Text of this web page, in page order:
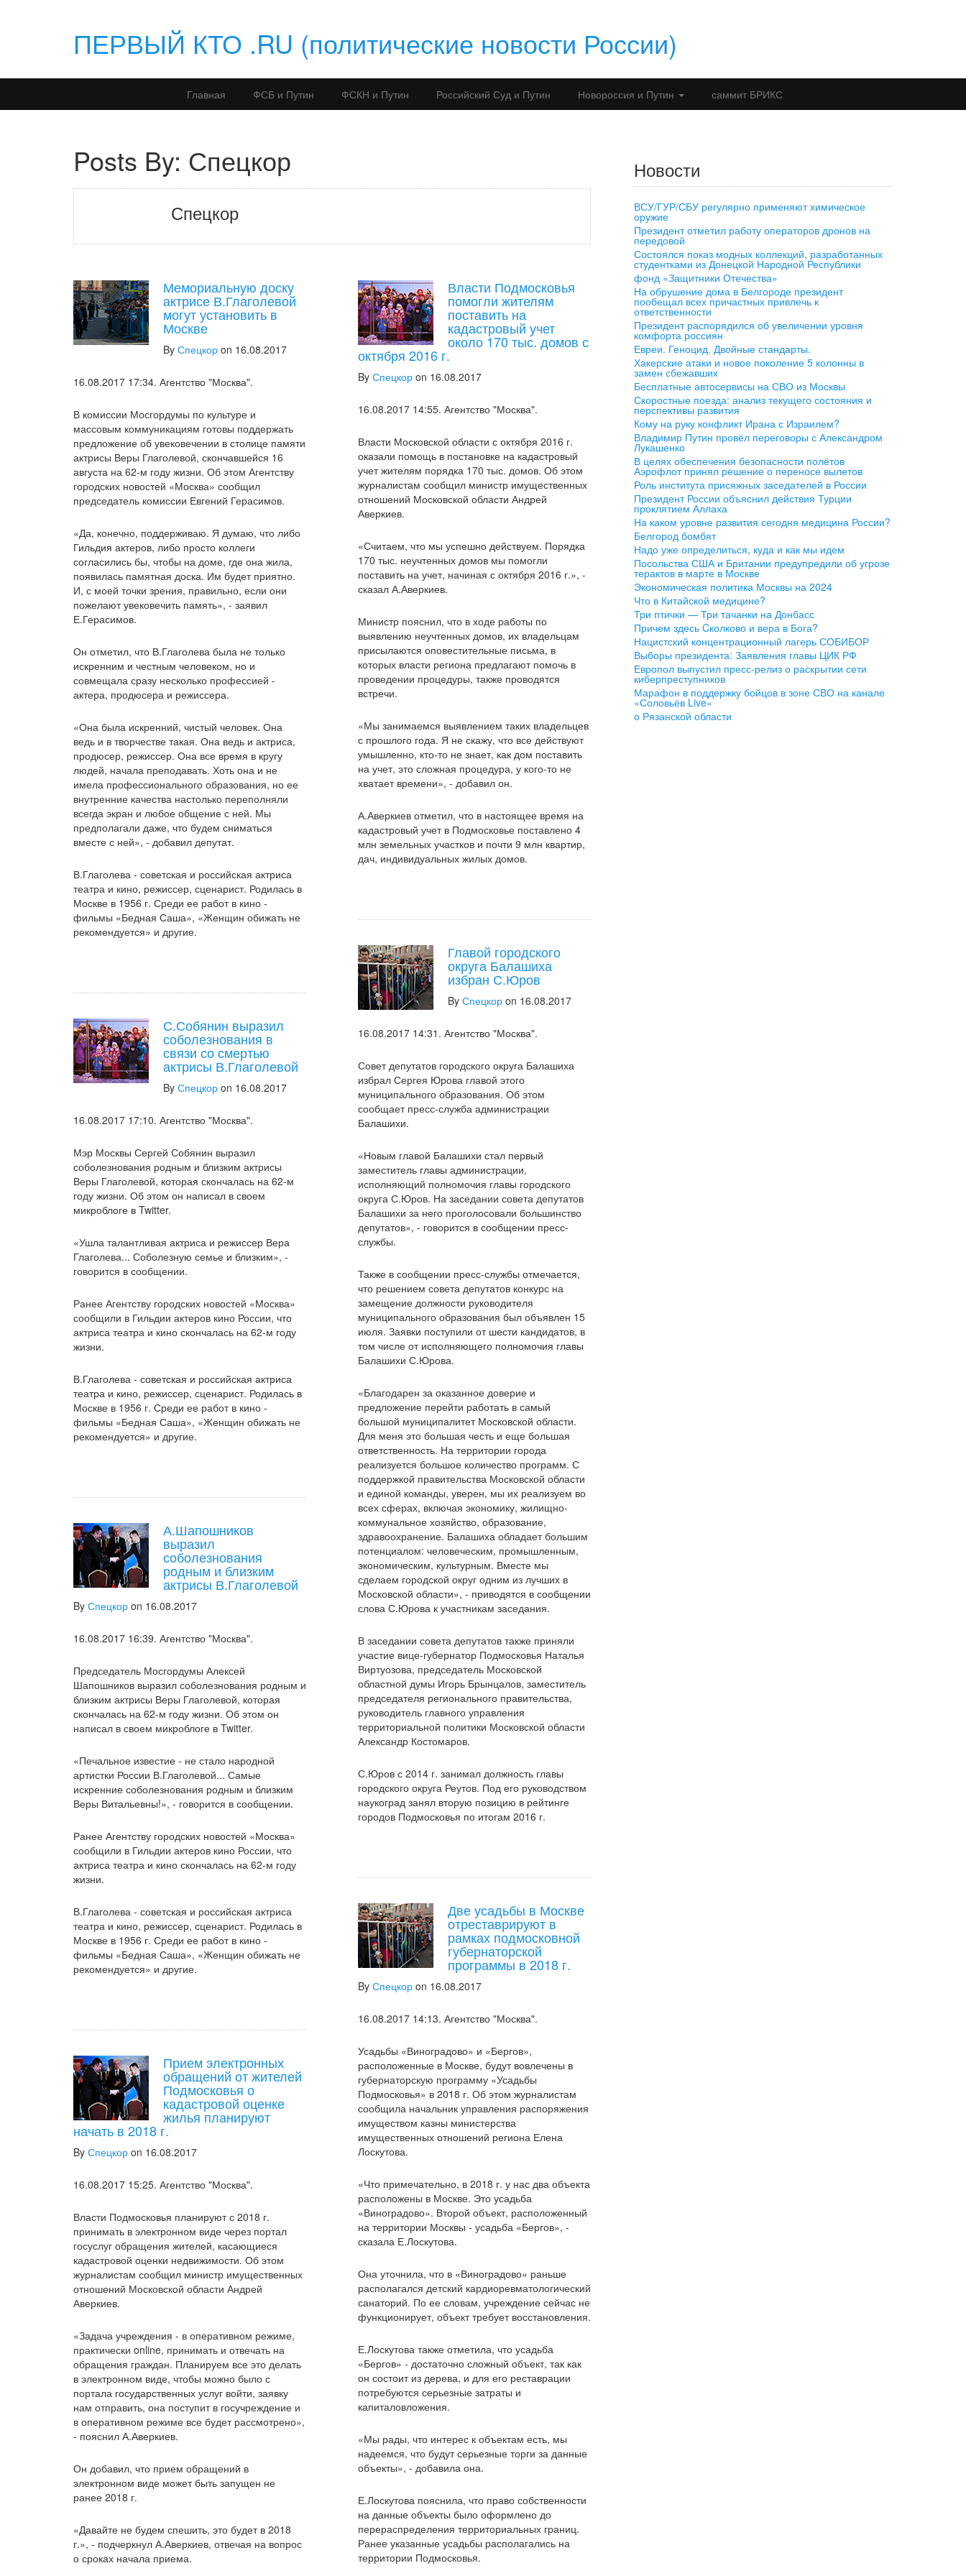
ПЕРВЫЙ КТО .RU (политические новости России)
Главная ФСБ и Путин ФСКН и Путин Российский Суд и Путин Новороссия и Путин саммит БРИКС
Posts By: Спецкор
Спецкор
Мемориальную доску
актрисе В.Глаголевой
могут установить в
Москве
By Спецкор on 16.08.2017
16.08.2017 17:34. Агентство "Москва".
В комиссии Мосгордумы по культуре и
массовым коммуникациям готовы поддержать
предложение об увековечении в столице памяти
актрисы Веры Глаголевой, скончавшейся 16
августа на 62-м году жизни. Об этом Агентству
городских новостей «Москва» сообщил
председатель комиссии Евгений Герасимов.
«Да, конечно, поддерживаю. Я думаю, что либо
Гильдия актеров, либо просто коллеги
согласились бы, чтобы на доме, где она жила,
появилась памятная доска. Им будет приятно.
И, с моей точки зрения, правильно, если они
пожелают увековечить память», - заявил
Е.Герасимов.
Он отметил, что В.Глаголева была не только
искренним и честным человеком, но и
совмещала сразу несколько профессией -
актера, продюсера и режиссера.
«Она была искренний, чистый человек. Она
ведь и в творчестве такая. Она ведь и актриса,
продюсер, режиссер. Она все время в кругу
людей, начала преподавать. Хоть она и не
имела профессионального образования, но ее
внутренние качества настолько переполняли
всегда экран и любое общение с ней. Мы
предполагали даже, что будем сниматься
вместе с ней», - добавил депутат.
В.Глаголева - советская и российская актриса
театра и кино, режиссер, сценарист. Родилась в
Москве в 1956 г. Среди ее работ в кино -
фильмы «Бедная Саша», «Женщин обижать не
рекомендуется» и другие.
С.Собянин выразил
соболезнования в
связи со смертью
актрисы В.Глаголевой
By Спецкор on 16.08.2017
16.08.2017 17:10. Агентство "Москва".
Мэр Москвы Сергей Собянин выразил
соболезнования родным и близким актрисы
Веры Глаголевой, которая скончалась на 62-м
году жизни. Об этом он написал в своем
микроблоге в Twitter.
«Ушла талантливая актриса и режиссер Вера
Глаголева... Соболезную семье и близким», -
говорится в сообщении.
Ранее Агентству городских новостей «Москва»
сообщили в Гильдии актеров кино России, что
актриса театра и кино скончалась на 62-м году
жизни.
В.Глаголева - советская и российская актриса
театра и кино, режиссер, сценарист. Родилась в
Москве в 1956 г. Среди ее работ в кино -
фильмы «Бедная Саша», «Женщин обижать не
рекомендуется» и другие.
А.Шапошников
выразил
соболезнования
родным и близким
актрисы В.Глаголевой
By Спецкор on 16.08.2017
16.08.2017 16:39. Агентство "Москва".
Председатель Мосгордумы Алексей
Шапошников выразил соболезнования родным и
близким актрисы Веры Глаголевой, которая
скончалась на 62-м году жизни. Об этом он
написал в своем микроблоге в Twitter.
«Печальное известие - не стало народной
артистки России В.Глаголевой... Самые
искренние соболезнования родным и близким
Веры Витальевны!», - говорится в сообщении.
Ранее Агентству городских новостей «Москва»
сообщили в Гильдии актеров кино России, что
актриса театра и кино скончалась на 62-м году
жизни.
В.Глаголева - советская и российская актриса
театра и кино, режиссер, сценарист. Родилась в
Москве в 1956 г. Среди ее работ в кино -
фильмы «Бедная Саша», «Женщин обижать не
рекомендуется» и другие.
Прием электронных
обращений от жителей
Подмосковья о
кадастровой оценке
жилья планируют
начать в 2018 г.
By Спецкор on 16.08.2017
16.08.2017 15:25. Агентство "Москва".
Власти Подмосковья планируют с 2018 г.
принимать в электронном виде через портал
госуслуг обращения жителей, касающиеся
кадастровой оценки недвижимости. Об этом
журналистам сообщил министр имущественных
отношений Московской области Андрей
Аверкиев.
«Задача учреждения - в оперативном режиме,
практически online, принимать и отвечать на
обращения граждан. Планируем все это делать
в электронном виде, чтобы можно было с
портала государственных услуг войти, заявку
нам отправить, она поступит в госучреждение и
в оперативном режиме все будет рассмотрено»,
- пояснил А.Аверкиев.
Он добавил, что прием обращений в
электронном виде может быть запущен не
ранее 2018 г.
«Давайте не будем спешить, это будет в 2018
г.», - подчеркнул А.Аверкиев, отвечая на вопрос
о сроках начала приема.
Власти Подмосковья
помогли жителям
поставить на
кадастровый учет
около 170 тыс. домов с
октября 2016 г.
By Спецкорon 16.08.2017
16.08.2017 14:55. Агентство "Москва".
Власти Московской области с октября 2016 г.
оказали помощь в постановке на кадастровый
учет жителям порядка 170 тыс. домов. Об этом
журналистам сообщил министр имущественных
отношений Московской области Андрей
Аверкиев.
«Считаем, что мы успешно действуем. Порядка
170 тыс. неучтенных домов мы помогли
поставить на учет, начиная с октября 2016 г.», -
сказал А.Аверкиев.
Министр пояснил, что в ходе работы по
выявлению неучтенных домов, их владельцам
присылаются оповестительные письма, в
которых власти региона предлагают помочь в
проведении процедуры, также проводятся
встречи.
«Мы занимаемся выявлением таких владельцев
с прошлого года. Я не скажу, что все действуют
умышленно, кто-то не знает, как дом поставить
на учет, это сложная процедура, у кого-то не
хватает времени», - добавил он.
А.Аверкиев отметил, что в настоящее время на
кадастровый учет в Подмосковье поставлено 4
млн земельных участков и почти 9 млн квартир,
дач, индивидуальных жилых домов.
Главой городского
округа Балашиха
избран С.Юров
By Спецкорon 16.08.2017
16.08.2017 14:31. Агентство "Москва".
Совет депутатов городского округа Балашиха
избрал Сергея Юрова главой этого
муниципального образования. Об этом
сообщает пресс-служба администрации
Балашихи.
«Новым главой Балашихи стал первый
заместитель главы администрации,
исполняющий полномочия главы городского
округа С.Юров. На заседании совета депутатов
Балашихи за него проголосовали большинство
депутатов», - говорится в сообщении пресс-
службы.
Также в сообщении пресс-службы отмечается,
что решением совета депутатов конкурс на
замещение должности руководителя
муниципального образования был объявлен 15
июля. Заявки поступили от шести кандидатов, в
том числе от исполняющего полномочия главы
Балашихи С.Юрова.
«Благодарен за оказанное доверие и
предложение перейти работать в самый
большой муниципалитет Московской области.
Для меня это большая честь и еще большая
ответственность. На территории города
реализуется большое количество программ. С
поддержкой правительства Московской области
и единой команды, уверен, мы их реализуем во
всех сферах, включая экономику, жилищно-
коммунальное хозяйство, образование,
здравоохранение. Балашиха обладает большим
потенциалом: человеческим, промышленным,
экономическим, культурным. Вместе мы
сделаем городской округ одним из лучших в
Московской области», - приводятся в сообщении
слова С.Юрова к участникам заседания.
В заседании совета депутатов также приняли
участие вице-губернатор Подмосковья Наталья
Виртуозова, председатель Московской
областной думы Игорь Брынцалов, заместитель
председателя регионального правительства,
руководитель главного управления
территориальной политики Московской области
Александр Костомаров.
С.Юров с 2014 г. занимал должность главы
городского округа Реутов. Под его руководством
наукоград занял вторую позицию в рейтинге
городов Подмосковья по итогам 2016 г.
Две усадьбы в Москве
отреставрируют в
рамках подмосковной
губернаторской
программы в 2018 г.
By Спецкорon 16.08.2017
16.08.2017 14:13. Агентство "Москва".
Усадьбы «Виноградово» и «Бергов»,
расположенные в Москве, будут вовлечены в
губернаторскую программу «Усадьбы
Подмосковья» в 2018 г. Об этом журналистам
сообщила начальник управления распоряжения
имуществом казны министерства
имущественных отношений региона Елена
Лоскутова.
«Что примечательно, в 2018 г. у нас два объекта
расположены в Москве. Это усадьба
«Виноградово». Второй объект, расположенный
на территории Москвы - усадьба «Бергов», -
сказала Е.Лоскутова.
Она уточнила, что в «Виноградово» раньше
располагался детский кардиоревматологический
санаторий. По ее словам, учреждение сейчас не
функционирует, объект требует восстановления.
Е.Лоскутова также отметила, что усадьба
«Бергов» - достаточно сложный объект, так как
он состоит из дерева, и для его реставрации
потребуются серьезные затраты и
капиталовложения.
«Мы рады, что интерес к объектам есть, мы
надеемся, что будут серьезные торги за данные
объекты», - добавила она.
Е.Лоскутова пояснила, что право собственности
на данные объекты было оформлено до
перераспределения территориальных границ.
Ранее указанные усадьбы располагались на
территории Подмосковья.
Новости
ВСУ/ГУР/СБУ регулярно применяют химическое
оружие
Президент отметил работу операторов дронов на
передовой
Состоялся показ модных коллекций, разработанных
студентками из Донецкой Народной Республики
фонд «Защитники Отечества»
На обрушение дома в Белгороде президент
пообещал всех причастных привлечь к
ответственности
Президент распорядился об увеличении уровня
комфорта россиян
Евреи. Геноцид. Двойные стандарты.
Хакерские атаки и новое поколение 5 колонны в
замен сбежавших
Бесплатные автосервисы на СВО из Москвы
Скоростные поезда: анализ текущего состояния и
перспективы развития
Кому на руку конфликт Ирана с Израилем?
Владимир Путин провёл переговоры с Александром
Лукашенко
В целях обеспечения безопасности полётов
Аэрофлот принял решение о переносе вылетов
Роль института присяжных заседателей в России
Президент России объяснил действия Турции
проклятием Аллаха
На каком уровне развития сегодня медицина России?
Белгород бомбят
Надо уже определиться, куда и как мы идем
Посольства США и Британии предупредили об угрозе
терактов в марте в Москве
Экономическая политика Москвы на 2024
Что в Китайской медицине?
Три птички — Три тачанки на Донбасс
Причем здесь Cколково и вера в Бога?
Нацистский концентрационный лагерь СОБИБОР
Выборы президента: Заявления главы ЦИК РФ
Европол выпустил пресс-релиз о раскрытии сети
киберпреступников
Марафон в поддержку бойцов в зоне СВО на канале
«Соловьёв Live»
о Рязанской области